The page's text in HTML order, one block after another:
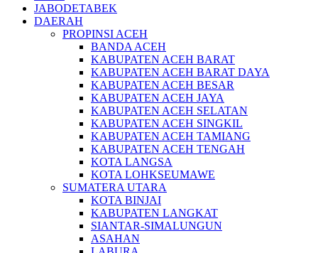
JABODETABEK
DAERAH
PROPINSI ACEH
BANDA ACEH
KABUPATEN ACEH BARAT
KABUPATEN ACEH BARAT DAYA
KABUPATEN ACEH BESAR
KABUPATEN ACEH JAYA
KABUPATEN ACEH SELATAN
KABUPATEN ACEH SINGKIL
KABUPATEN ACEH TAMIANG
KABUPATEN ACEH TENGAH
KOTA LANGSA
KOTA LOHKSEUMAWE
SUMATERA UTARA
KOTA BINJAI
KABUPATEN LANGKAT
SIANTAR-SIMALUNGUN
ASAHAN